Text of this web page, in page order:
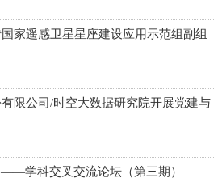
家遥感卫星星座建设应用示范组副组
限公司/时空大数据研究院开展党建与
学科交叉交流论坛（第三期）